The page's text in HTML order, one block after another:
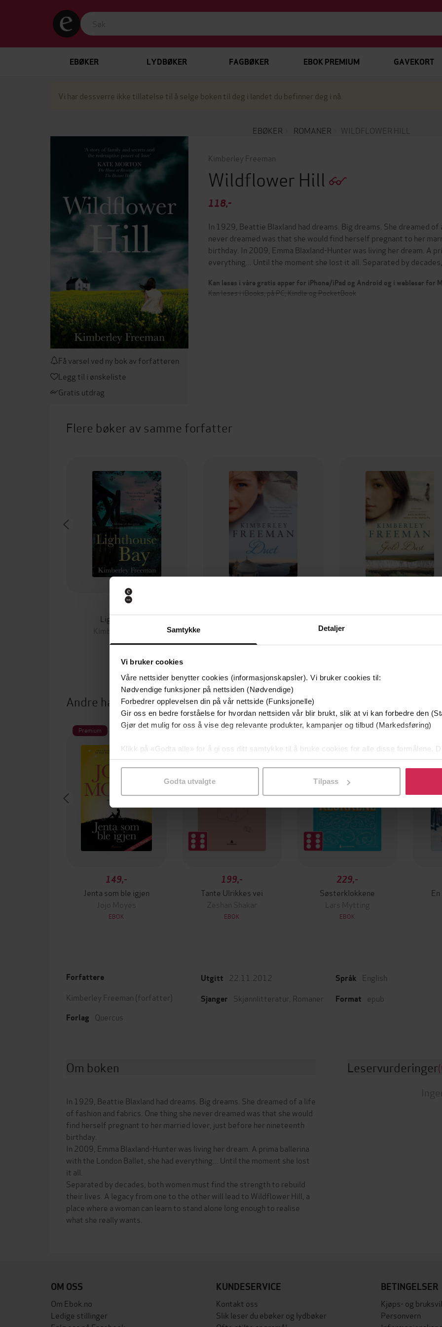
Samtykke Detaljer
Vi bruker cookies
Våre nettsider benytter cookies (informasjonskapsler). Vi bruker cookies til:
Nødvendige funksjoner på nettsiden (Nødvendige)
Forbedrer opplevelsen din på vår nettside (Funksjonelle)
Gir oss en bedre forståelse for hvordan nettsiden vår blir brukt, slik at vi kan forbedre den
Gjør det mulig for oss å vise deg relevante produkter, kampanjer og tilbud (Markedsføring)
Klikk på «Godta alle» for å gi oss ditt samtykke til å bruke cookies for alle disse formålene.
samtykke til spesifikke formål ved å klikke på «Tilpass». Du kan når som helst trekke
Godta utvalgte Tilpass
EBØKER LYDBØKER FAGBØKER EBOK PREMIUM GAVEKORT
Vi har dessverre ikke tillatelse til å selge boken til deg i landet du befinner deg i nå.
EBØKER ROMANER WILDFLOWER HILL
Få varsel ved ny bok av forfatteren
Legg til i ønskeliste
Gratis utdrag
Kimberley Freeman
Wildflower Hill
118,-
In 1929, Beattie Blaxland had dreams. Big dreams. She dreamed
never dreamed was that she would find herself pregnant to her
birthday. In 2009, Emma Blaxland-Hunter was living her dream. A
everything... Until the moment she lost it all. Separated by
Kan leses i våre gratis apper for iPhone/iPad og Android og i webleser for
Kan leses i iBooks, på PC, Kindle og PocketBook
Flere bøker av samme forfatter
106,-
Lighthouse Bay
Kimberley Freeman
EBOK
Duet
EBOK
Gold Dust
Andre har også kjøpt
Premium
149,-
Jenta som ble igjen
Jojo Moyes
EBOK
199,-
Tante Ulrikkes vei
Zeshan Shakar
EBOK
229,-
Søsterklokkene
Lars Mytting
EBOK
Forfattere
Kimberley Freeman (forfatter)
Forlag Quercus
Utgitt 22.11.2012
Sjanger Skjønnlitteratur Romaner
Språk English
Format epub
Om boken
In 1929, Beattie Blaxland had dreams. Big dreams. She dreamed of a life
of fashion and fabrics. One thing she never dreamed was that she would
find herself pregnant to her married lover, just before her nineteenth
birthday.
In 2009, Emma Blaxland-Hunter was living her dream. A prima ballerina
with the London Ballet, she had everything... Until the moment she lost
it all.
Separated by decades, both women must find the strength to rebuild
their lives. A legacy from one to the other will lead to Wildflower Hill, a
place where a woman can learn to stand alone long enough to realise
what she really wants.
Leservurderinger
OM OSS
Om Ebok.no
Ledige stillinger
KUNDESERVICE
Kontakt oss
Slik leser du ebøker og lydbøker
BETINGELSER
Kjøps- og
Personvern